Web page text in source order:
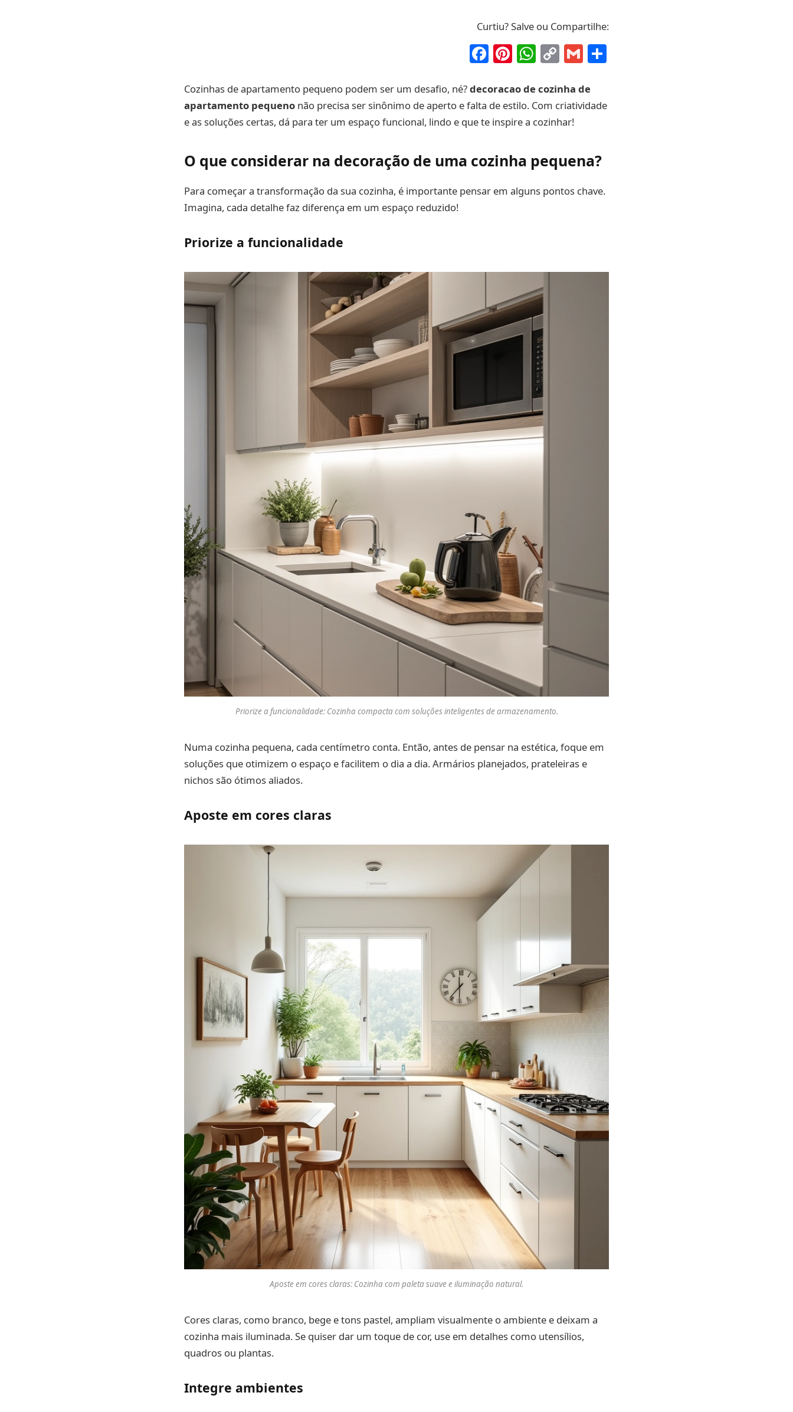
Curtiu? Salve ou Compartilhe:
Facebook
Pinterest
WhatsApp
CopyGmail
Cozinhas de apartamento pequeno podem ser um desafio, né?decoracao de cozinha de
apartamento pequeno não precisa ser sinônimo de aperto e falta de estilo. Com criatividade
e as soluções certas, dá para ter um espaço funcional, lindo e que te inspire a cozinhar!
O que considerar na decoração de uma cozinha pequena?
Para começar a transformação da sua cozinha, é importante pensar em alguns pontos chave.
Imagina, cada detalhe faz diferença em um espaço reduzido!
Priorize a funcionalidade
Priorize a funcionalidade: Cozinha compacta com soluções inteligentes de armazenamento.
Numa cozinha pequena, cada centímetro conta. Então, antes de pensar na estética, foque em
soluções que otimizem o espaço e facilitem o dia a dia. Armários planejados, prateleiras e
nichos são ótimos aliados.
Aposte em cores claras
Aposte em cores claras: Cozinha com paleta suave e iluminação natural.
Cores claras, como branco, bege e tons pastel, ampliam visualmente o ambiente e deixam a
cozinha mais iluminada. Se quiser dar um toque de cor, use em detalhes como utensílios,
quadros ou plantas.
Integre ambientes